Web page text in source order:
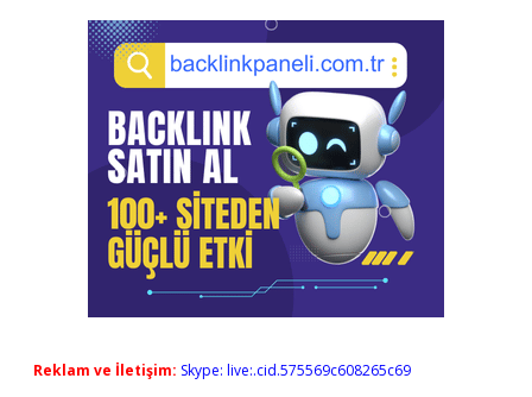
Reklam ve İletişim: Skype: live:.cid.575569c608265c69